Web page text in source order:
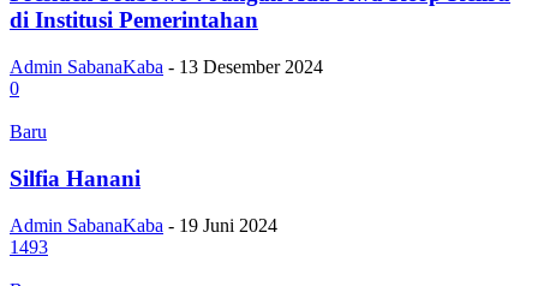
di Institusi Pemerintahan
Admin SabanaKaba - 13 Desember 2024
0
Baru
Silfia Hanani
Admin SabanaKaba - 19 Juni 2024
1493